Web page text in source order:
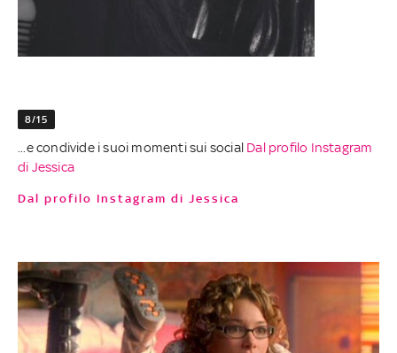
8/15
...e condivide i suoi momenti sui social Dal profilo Instagram
di Jessica
Dal profilo Instagram di Jessica